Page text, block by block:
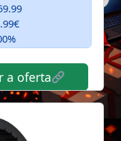
a oferta